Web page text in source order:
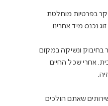
בפרטיות מוחלטת
כאילו לא היה כלום, גם אם הבן זוג נכנס מיד אחרינו.
בחיבוק ונשיקה במקום
אחרי שכל החיים
רגילים למשהו אחר זה פשוט הזיה.
שאתם הולכים